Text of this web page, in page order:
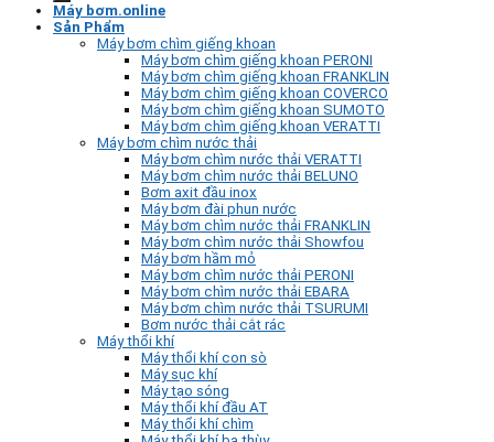
Máy bơm.online
Sản Phẩm
Máy bơm chìm giếng khoan
Máy bơm chìm giếng khoan PERONI
Máy bơm chìm giếng khoan FRANKLIN
Máy bơm chìm giếng khoan COVERCO
Máy bơm chìm giếng khoan SUMOTO
Máy bơm chìm giếng khoan VERATTI
Máy bơm chìm nước thải
Máy bơm chìm nước thải VERATTI
Máy bơm chìm nước thải BELUNO
Bơm axit đầu inox
Máy bơm đài phun nước
Máy bơm chìm nước thải FRANKLIN
Máy bơm chìm nước thải Showfou
Máy bơm hầm mỏ
Máy bơm chìm nước thải PERONI
Máy bơm chìm nước thải EBARA
Máy bơm chìm nước thải TSURUMI
Bơm nước thải cắt rác
Máy thổi khí
Máy thổi khí con sò
Máy sục khí
Máy tạo sóng
Máy thổi khí đầu AT
Máy thổi khí chìm